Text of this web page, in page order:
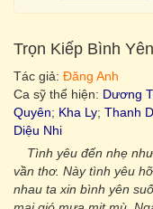
Trọn Kiếp Bình Yên
Tác giả: Đăng Anh
Ca sỹ thể hiện: Dương
Quyên; Kha Ly; Thanh
Diệu Nhi
Tình yêu đến nhẹ
vần thơ. Này tình yêu
nhau ta xin bình yên